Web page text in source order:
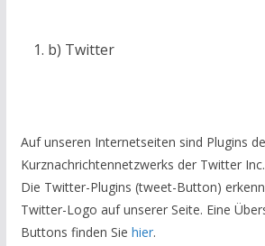
b) Twitter
Auf unseren Internetseiten sind Plugins
Kurznachrichtennetzwerks der Twitter
Die Twitter-Plugins (tweet-Button)
Twitter-Logo auf unserer Seite. Eine
Buttons finden Sie hier.